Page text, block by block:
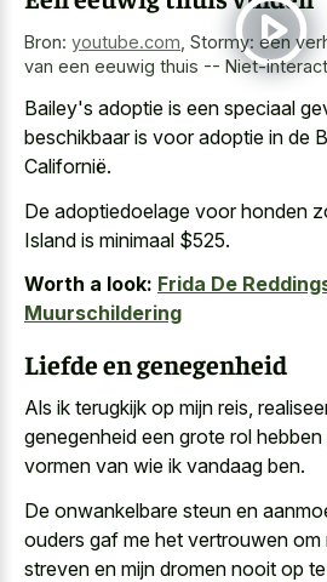
Bron: youtube.com Stormy: een
van een eeuwig thuis -- Niet-
Bailey's adoptie is een speciaal
beschikbaar is voor adoptie in de
Californië.
De adoptiedoelage voor honden
Island is minimaal $525.
Worth a look: Frida De
Muurschildering
Liefde en genegenheid
Als ik terugkijk op mijn reis,
genegenheid een grote rol
vormen van wie ik vandaag ben.
De onwankelbare steun en
ouders gaf me het vertrouwen om
streven en mijn dromen nooit op